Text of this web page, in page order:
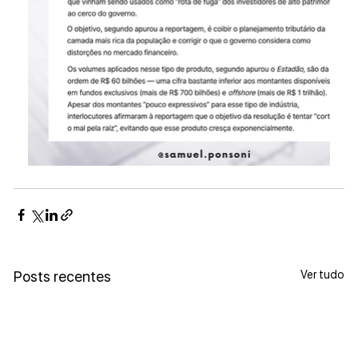
Posts recentes Ver tudo